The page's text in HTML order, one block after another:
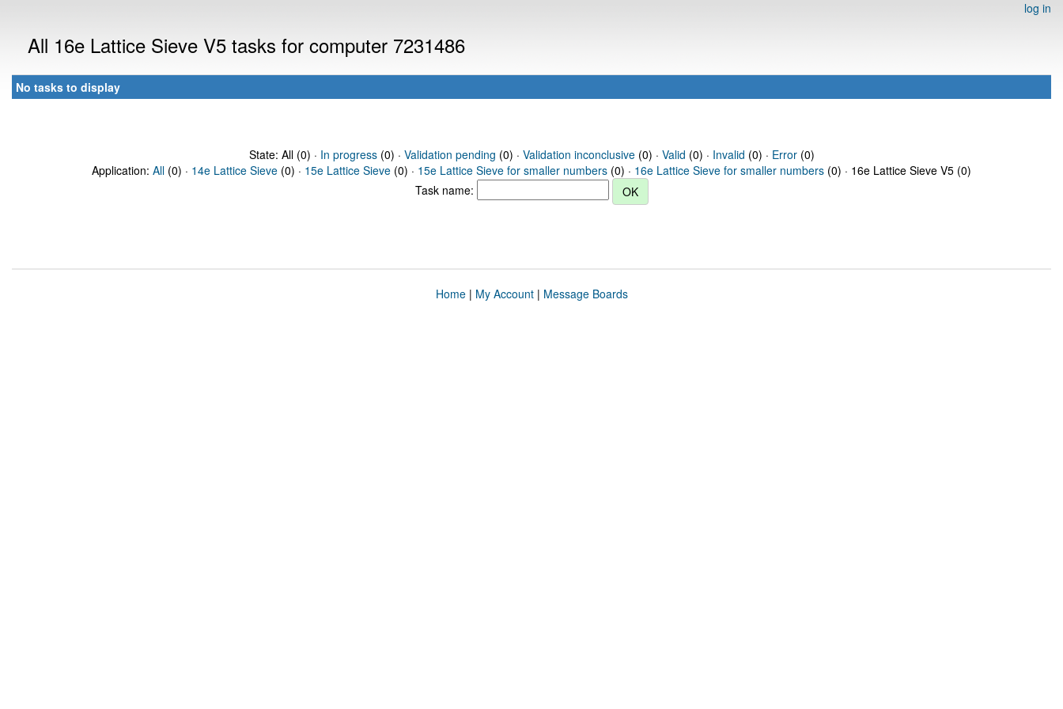
log in
All 16e Lattice Sieve V5 tasks for computer 7231486
No tasks to display
State: All (0) · In progress(0) · Validation pending (0) · Validation inconclusive(0) · Valid (0) · Invalid (0) · Error(0)
Application: All (0) · 14e Lattice Sieve (0) · 15e Lattice Sieve (0) · 15e Lattice Sieve for smaller numbers (0) · 16e Lattice Sieve for smaller numbers (0) · 16e Lattice Sieve V5 (0)
Task name:
Home| My Account| Message Boards